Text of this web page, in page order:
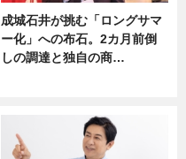
成城石井が挑む「ロングサマ
ー化」への布石。2カ月前倒
しの調達と独自の商…